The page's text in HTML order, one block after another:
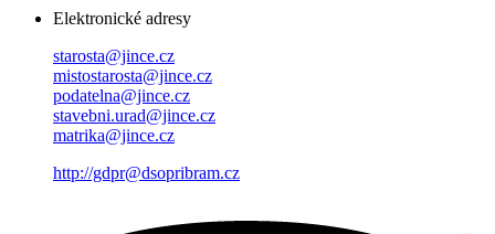
Elektronické adresy
starosta@jince.cz
mistostarosta@jince.cz
podatelna@jince.cz
stavebni.urad@jince.cz
matrika@jince.cz
http://gdpr@dsopribram.cz